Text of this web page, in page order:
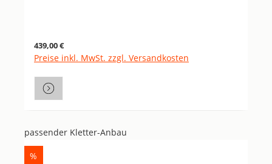
Regulärer Preis:
439,00 €
Preise inkl. MwSt. zzgl. Versandkosten
Produktgalerie überspringen
passender Kletter-Anbau
RABATT
%